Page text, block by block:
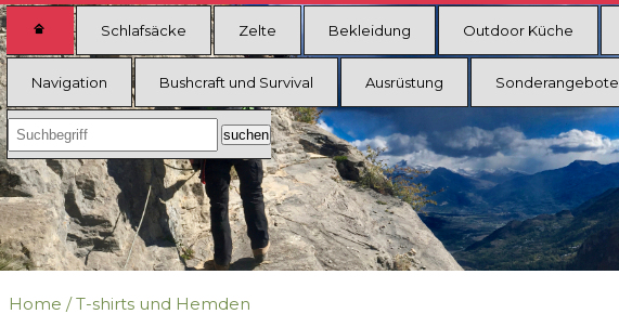
Schlafsäcke Zelte Bekleidung Outdoor Küche
Navigation Bushcraft und Survival Ausrüstung Sonderangebote
Home /T-shirts und Hemden